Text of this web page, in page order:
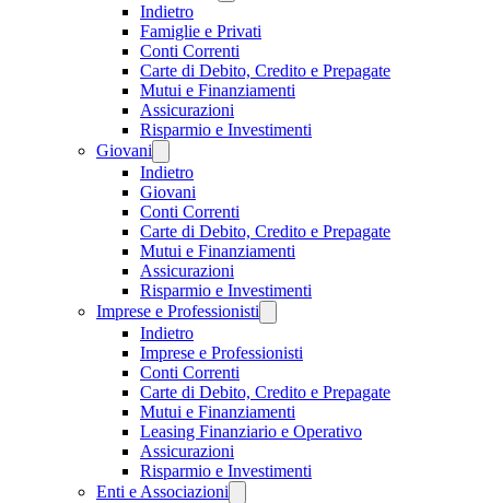
Indietro
Famiglie e Privati
Conti Correnti
Carte di Debito, Credito e Prepagate
Mutui e Finanziamenti
Assicurazioni
Risparmio e Investimenti
Giovani
Indietro
Giovani
Conti Correnti
Carte di Debito, Credito e Prepagate
Mutui e Finanziamenti
Assicurazioni
Risparmio e Investimenti
Imprese e Professionisti
Indietro
Imprese e Professionisti
Conti Correnti
Carte di Debito, Credito e Prepagate
Mutui e Finanziamenti
Leasing Finanziario e Operativo
Assicurazioni
Risparmio e Investimenti
Enti e Associazioni